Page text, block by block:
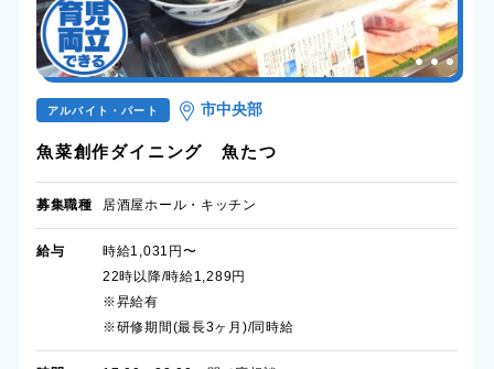
アルバイト・パート 市中央部
魚菜創作ダイニング 魚たつ
募集職種 居酒屋ホール・キッチン
給与
時給1,031円〜
22時以降/時給1,289円
※昇給有
※研修期間(最長3ヶ月)/同時給